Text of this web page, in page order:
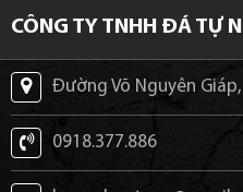
CÔNG TY TNHH ĐÁ TỰ
Đường Võ Nguyên Giáp,
0918.377.886